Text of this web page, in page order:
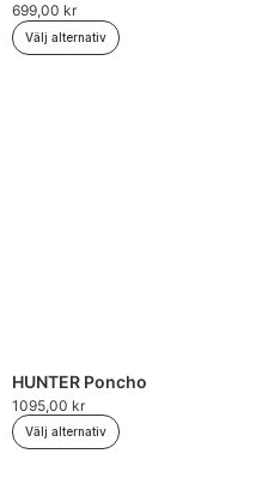
699,00 kr
Välj alternativ
HUNTER Poncho
1095,00 kr
Välj alternativ